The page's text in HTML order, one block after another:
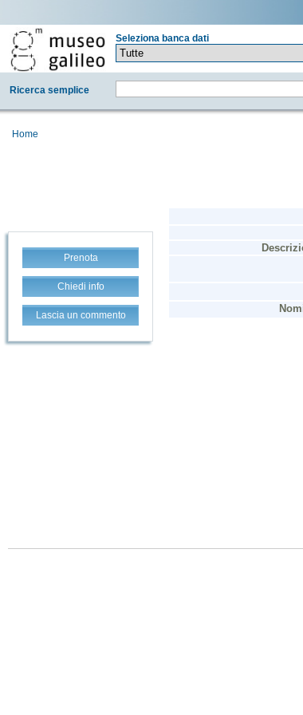
Seleziona banca dati
Ricerca semplice
Home
Prenota
Chiedi info
Lascia un commento